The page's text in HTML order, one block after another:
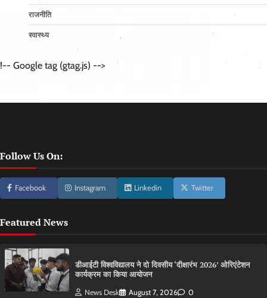
राजनीति
स्वास्थ्य
!-- Google tag (gtag.js) -->
Follow Us On:
Facebook Instagram Linkedin Twitter
Featured News
डीआईटी विश्वविद्यालय ने दो दिवसीय ‘दीक्षारंभ 2026’ ओरिएंटेशन
कार्यक्रम का किया आयोजन
News Desk August 7, 2026 0